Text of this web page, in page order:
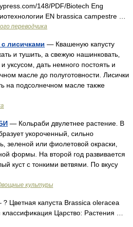
148/PDF/Biotech Eng
EN brassica campestre …
переводчика
с лисичками — Квашеную капусту
и тушить, а свежую нашинковать,
уксусом, дать немного постоять и
масле до полуготовности. Лисички
на подсолнечном масле также
— Кольраби двулетнее растение. В
укороченный, сильно
зеленой или фиолетовой окраски,
формы. На второй год развивается
куст с тонкими ветвями. По вкусу
культуры
Цветная капуста Brassica oleracea
Царство: Растения …